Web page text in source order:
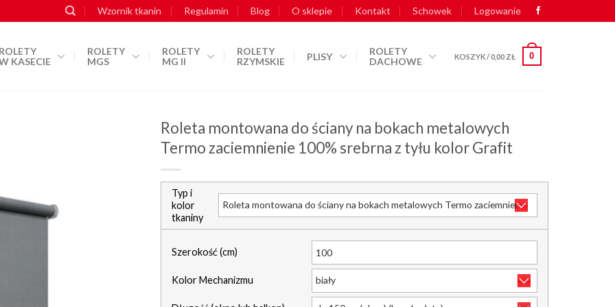
Wzornik tkanin Regulamin Blog O sklepie Kontakt Schowek Logowanie
ROLETY
KASECIE
ROLETY
MGS
ROLETY
MG II
ROLETY
RZYMSKIE
PLISY
ROLETY
DACHOWE
KOSZYK /0,00 ZŁ 0
Roleta montowana do ściany na bokach metalowych
Termo zaciemnienie 100% srebrna z tyłu kolor Grafit
Typ i
kolor
tkaniny
Szerokość (cm)
Kolor Mechanizmu